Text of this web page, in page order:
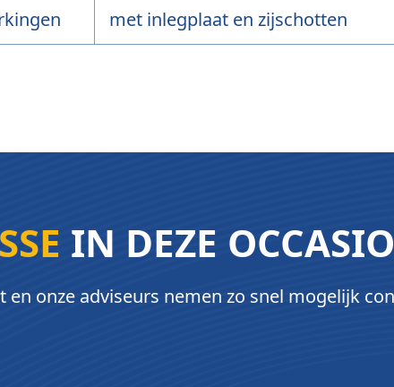
met inlegplaat en zijschotten
IN DEZE
en onze adviseurs nemen zo snel mogelijk